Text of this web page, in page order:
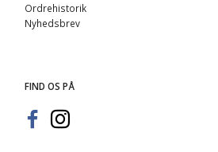
Ordrehistorik
Nyhedsbrev
FIND OS PÅ